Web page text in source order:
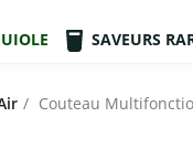
SAVEURS
Couteau